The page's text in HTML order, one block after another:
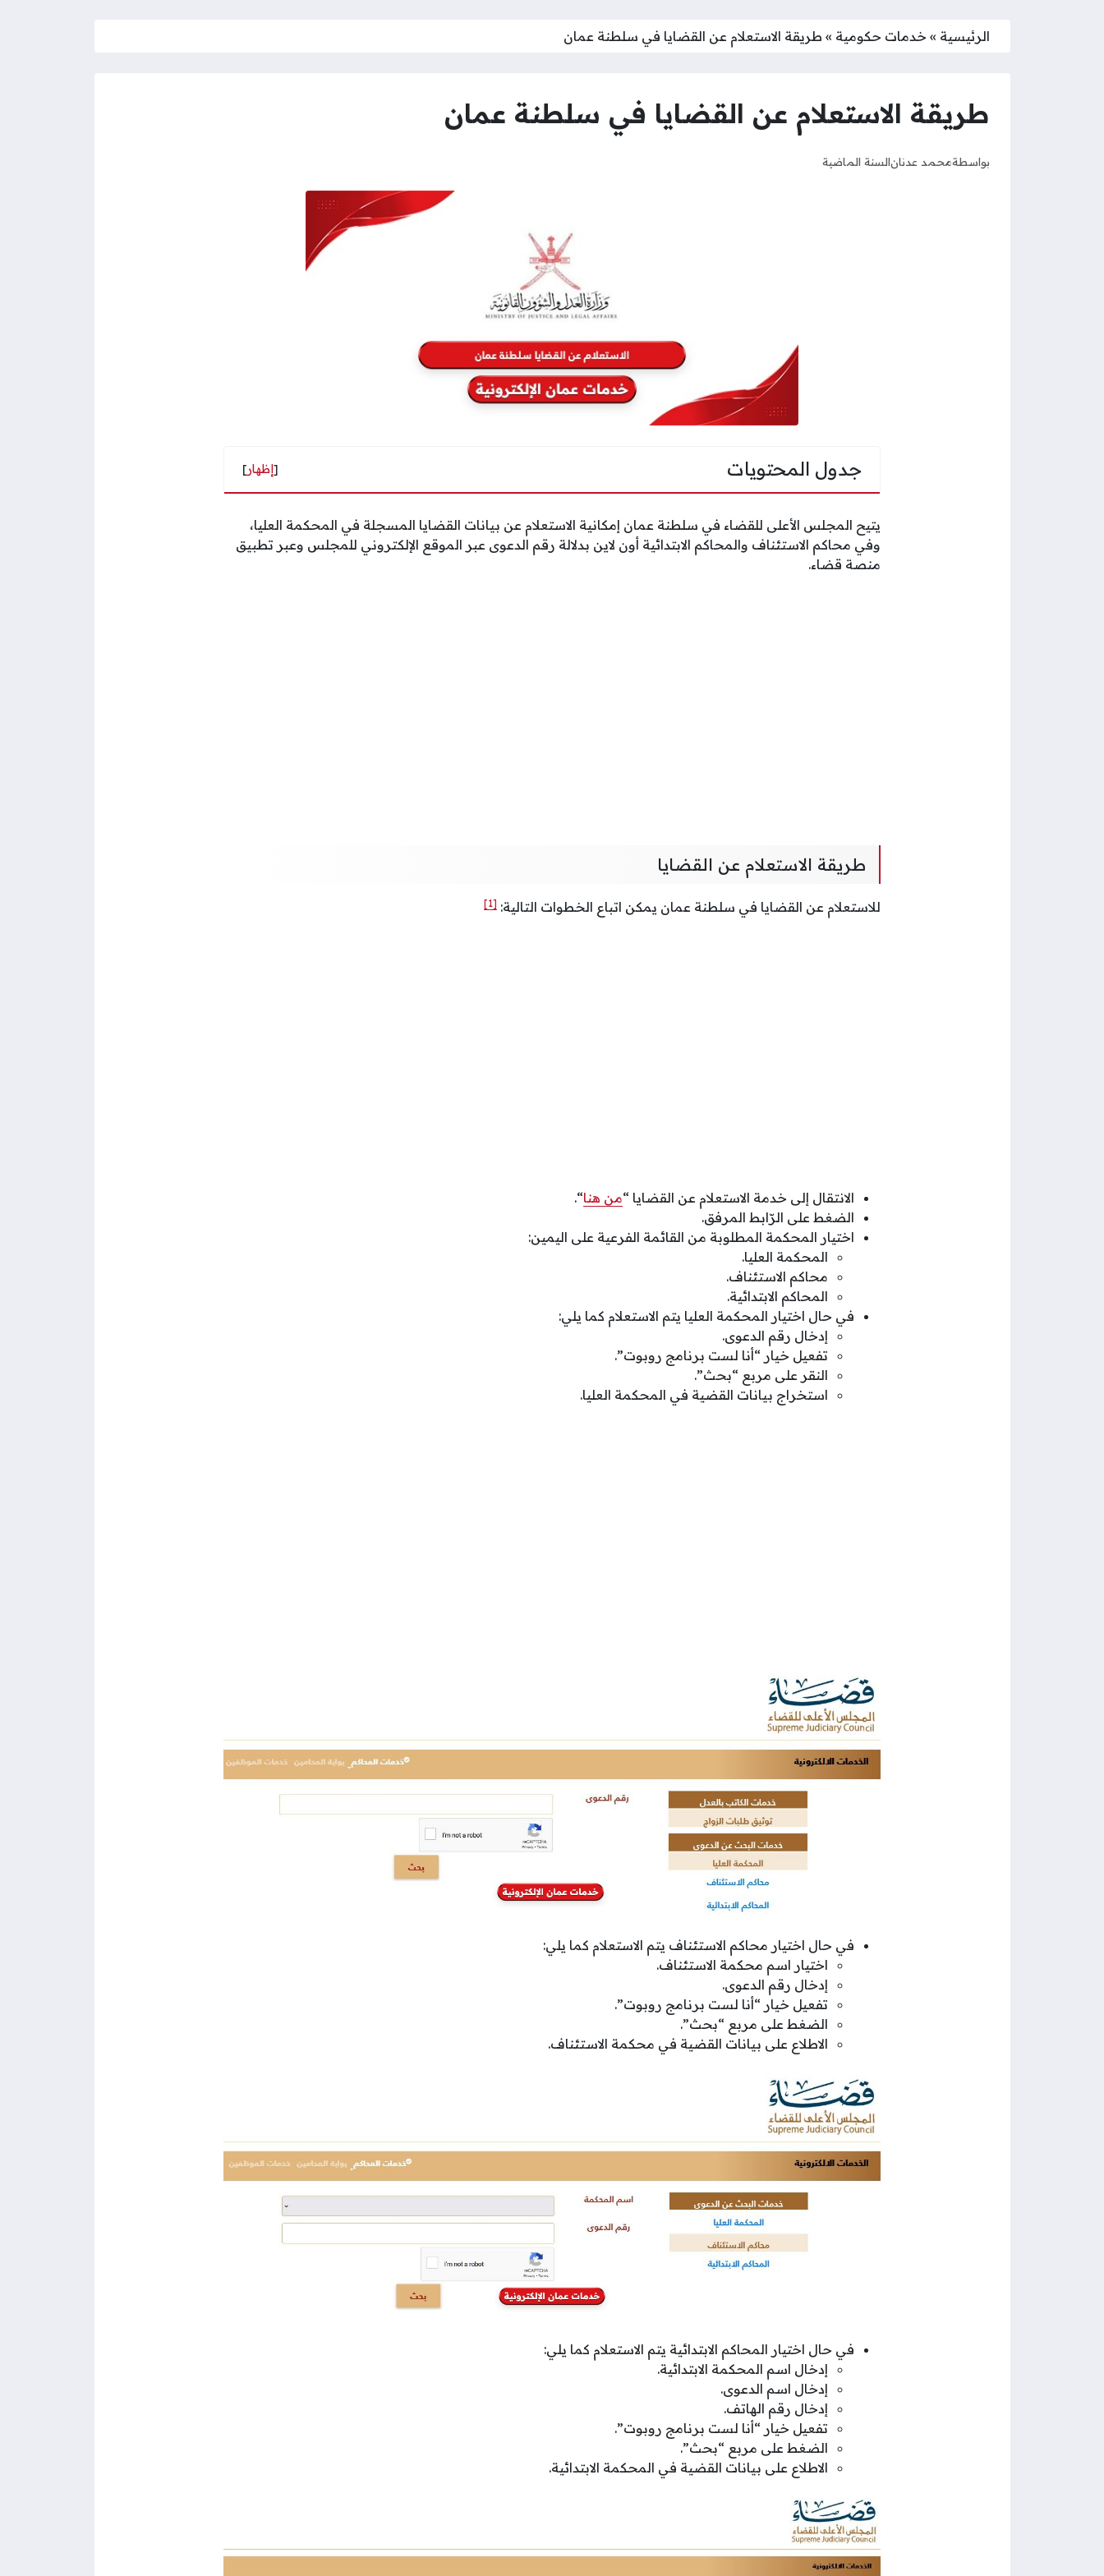
الرئيسية » خدمات حكومية » طريقة الاستعلام عن القضايا في سلطنة عمان
طريقة الاستعلام عن القضايا في سلطنة عمان
بواسطةمحمد عدنانالسنة الماضية
جدول المحتويات [إظهار]
يتيح المجلس الأعلى للقضاء في سلطنة عمان إمكانية الاستعلام عن بيانات القضايا المسجلة في المحكمة العليا،
وفي محاكم الاستئناف والمحاكم الابتدائية أون لاين بدلالة رقم الدعوى عبر الموقع الإلكتروني للمجلس وعبر تطبيق
منصة قضاء.
طريقة الاستعلام عن القضايا
للاستعلام عن القضايا في سلطنة عمان يمكن اتباع الخطوات التالية: [1]
الانتقال إلى خدمة الاستعلام عن القضايا “من هنا“.
الضغط على الرّابط المرفق.
اختيار المحكمة المطلوبة من القائمة الفرعية على اليمين:
المحكمة العليا.
محاكم الاستئناف.
المحاكم الابتدائية.
في حال اختيار المحكمة العليا يتم الاستعلام كما يلي:
إدخال رقم الدعوى.
تفعيل خيار “أنا لست برنامج روبوت”.
النقر على مربع “بحث”.
استخراج بيانات القضية في المحكمة العليا.
في حال اختيار محاكم الاستئناف يتم الاستعلام كما يلي:
اختيار اسم محكمة الاستئناف.
إدخال رقم الدعوى.
تفعيل خيار “أنا لست برنامج روبوت”.
الضغط على مربع “بحث”.
الاطلاع على بيانات القضية في محكمة الاستئناف.
في حال اختيار المحاكم الابتدائية يتم الاستعلام كما يلي:
إدخال اسم المحكمة الابتدائية.
إدخال اسم الدعوى.
إدخال رقم الهاتف.
تفعيل خيار “أنا لست برنامج روبوت”.
الضغط على مربع “بحث”.
الاطلاع على بيانات القضية في المحكمة الابتدائية.